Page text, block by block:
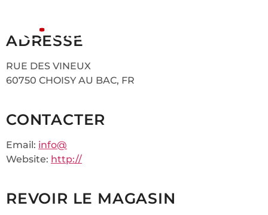
ADRESSE
RUE DES VINEUX
60750 CHOISY AU BAC, FR
CONTACTER
Email: info@
Website: http://
REVOIR LE MAGASIN